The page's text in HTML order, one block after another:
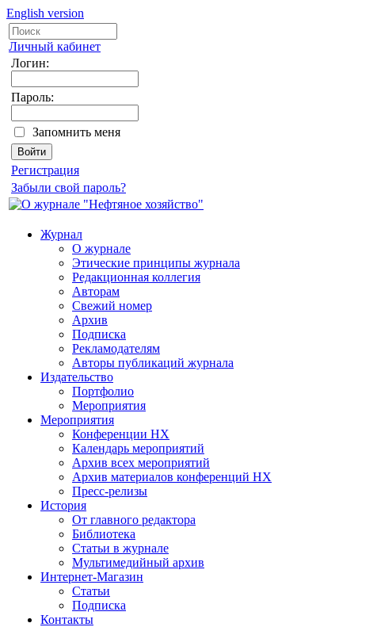
English version
Личный кабинет
Логин:
Пароль:
Запомнить меня
Регистрация
Забыли свой пароль?
Журнал
О журнале
Этические принципы журнала
Редакционная коллегия
Авторам
Свежий номер
Архив
Подписка
Рекламодателям
Авторы публикаций журнала
Издательство
Портфолио
Мероприятия
Мероприятия
Конференции НХ
Календарь мероприятий
Архив всех мероприятий
Архив материалов конференций НХ
Пресс-релизы
История
От главного редактора
Библиотека
Статьи в журнале
Мультимедийный архив
Интернет-Магазин
Статьи
Подписка
Контакты